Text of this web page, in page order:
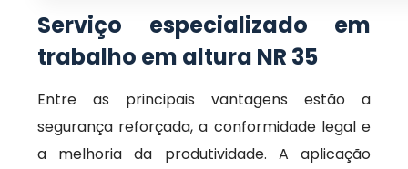
Serviço especializado em
trabalho em altura NR 35
Entre as principais vantagens estão a
segurança reforçada, a conformidade legal e
a melhoria da produtividade. A aplicação